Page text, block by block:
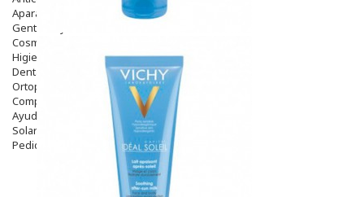
Aparato Genital
Gente Mayor
Cosmética
Higiene
Dentales
Ortopedia
Complementos Nutricionales.
Ayudas
Solares
Pedido express